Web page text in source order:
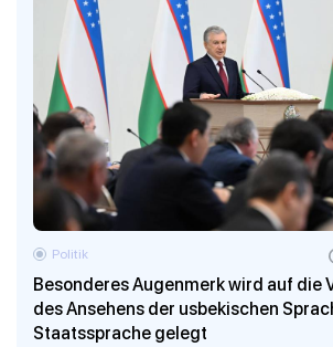
Besonderes Augenmerk wird auf die
des Ansehens der usbekischen
Staatssprache gelegt
Politik